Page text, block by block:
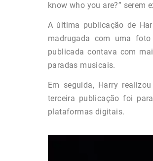
know who you are?” serem
A última publicação de
madrugada com uma
publicada contava com
paradas musicais.
Em seguida, Harry
terceira publicação foi
plataformas digitais.